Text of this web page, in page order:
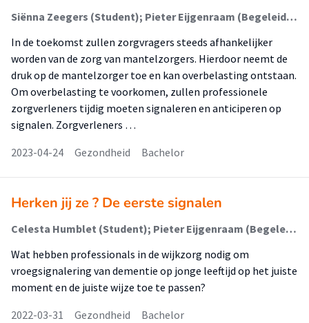
Siënna Zeegers (Student); Pieter Eijgenraam (Begeleider)
In de toekomst zullen zorgvragers steeds afhankelijker
worden van de zorg van mantelzorgers. Hierdoor neemt de
druk op de mantelzorger toe en kan overbelasting ontstaan.
Om overbelasting te voorkomen, zullen professionele
zorgverleners tijdig moeten signaleren en anticiperen op
signalen. Zorgverleners …
2023-04-24
Gezondheid Bachelor
Herken jij ze ? De eerste signalen
Celesta Humblet (Student); Pieter Eijgenraam (Begeleider)
Wat hebben professionals in de wijkzorg nodig om
vroegsignalering van dementie op jonge leeftijd op het juiste
moment en de juiste wijze toe te passen?
2022-03-31
Gezondheid Bachelor